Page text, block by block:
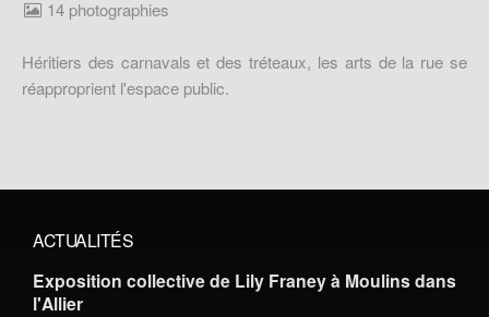
14 photographies
Héritiers des carnavals et des tréteaux, les arts de la rue se
réapproprient l'espace public.
ACTUALITÉS
Exposition collective de Lily Franey à Moulins dans
l'Allier